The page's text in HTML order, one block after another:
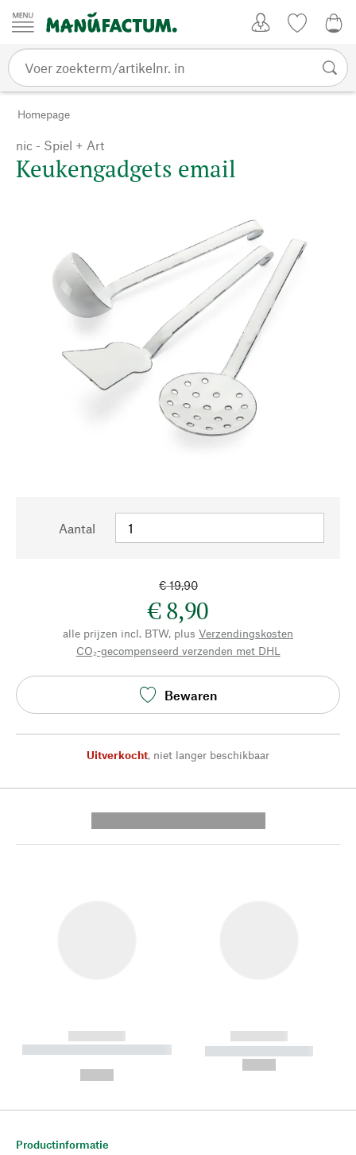
Passer au contenu
Homepage
nic - Spiel + Art
Keukengadgets email
Aantal
€ 19,90
€ 8,90
alle prijzen incl. BTW, plus Verzendingskosten
CO₂-gecompenseerd verzenden met DHL
Bewaren
Uitverkocht, niet langer beschikbaar
------------
----------- ----------- --------
------------
----------- -----------
Productinformatie